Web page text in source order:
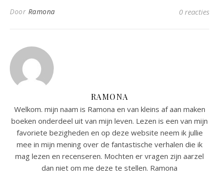
Door Ramona 0 reacties
RAMONA
Welkom. mijn naam is Ramona en van kleins af aan maken
boeken onderdeel uit van mijn leven. Lezen is een van mijn
favoriete bezigheden en op deze website neem ik jullie
mee in mijn mening over de fantastische verhalen die ik
mag lezen en recenseren. Mochten er vragen zijn aarzel
dan niet om me deze te stellen. Ramona